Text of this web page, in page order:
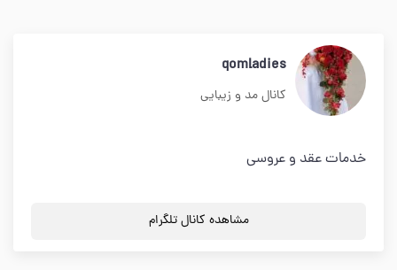
qomladies
کانال مد و زیبایی
خدمات عقد و عروسی
مشاهده کانال تلگرام